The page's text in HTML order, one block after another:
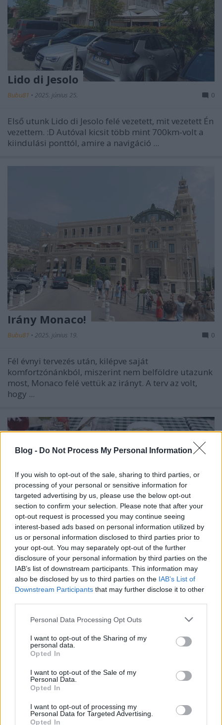
Blog - Do Not Process My Personal Information
If you wish to opt-out of the sale, sharing to third parties, or
processing of your personal or sensitive information for
targeted advertising by us, please use the below opt-out
section to confirm your selection. Please note that after your
opt-out request is processed you may continue seeing
interest-based ads based on personal information utilized by
us or personal information disclosed to third parties prior to
your opt-out. You may separately opt-out of the further
disclosure of your personal information by third parties on the
IAB’s list of downstream participants. This information may
also be disclosed by us to third parties on the IAB’s List of
Downstream Participants that may further disclose it to other
Please note that this website/app uses one or more Google
not limited to your visit or usage behaviour. You may click to
grant or deny consent to Google and its third-party tags to
use your data for below specified purposes in below Google
consent section.
Personal Data Processing Opt Outs
I want to opt-out of the Sharing of my
personal data.
Opted In
I want to opt-out of the Sale of my
Personal Data.
Opted In
I want to opt-out of processing my
Personal Data for Targeted Advertising.
Opted In
Lido di Jesolo
Bubu81 • 2025. június 25. 0
Első utunk Lido di Jesolo felé vezetett, mit vezetett Én
vezettem. :D Autóval kicsit több mint 700km-volt a
kiindulási ponttól, amire a navigáció ...
Irány Monaco!
Bubu81 • 2025. június 19. 0
Fél évnyi tervezés után, kilépve saját
komfortzónánkból, miszerint nem belföldre utazunk
most, Monaco felé vettük az irányt. A terv az volt,
hogy ...
Maros Étterem - Nagymaros
Bubu81 2025. június 09.
Hétvégi vacsorát költöttünk el aMaros Étterembe
többedmagunkkal. Maga a hely közvetlen a
hajóállomásnál található a ...